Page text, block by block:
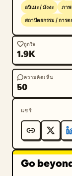
レスの夜
小さな約束。
ดอกกุหลาบแล
ขวาล่าง
笑わせるよう
たちはきらき
กระดาษสีครีมพ
{"position":"ป้
ล่าง","text":"
り","style":"แ
ล่างของหนังสือที่
อยู่
ents":["คัตเอา
ท้องฟ้ายามค่ำคื
อนิเมะ / มังงะ ภาพ
สถาปัตยกรรม / การ
ถูกใจ
1.9K
ความคิดเห็น
50
แชร์
Go